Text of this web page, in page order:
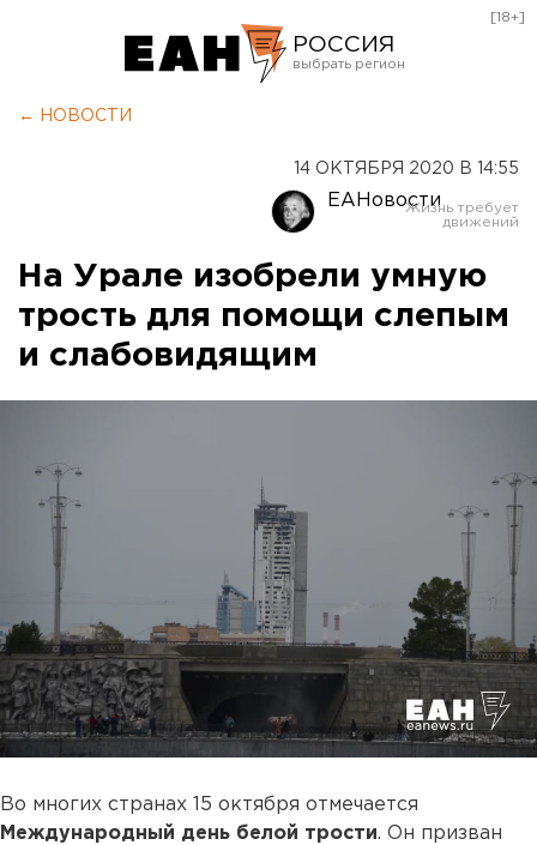
РОССИЯ
Оренбург
[18+]
← НОВОСТИ
14 ОКТЯБРЯ 2020 В 14:55
ЕАНовости
На Урале изобрели умную
трость для помощи слепым
и слабовидящим
Во многих странах 15 октября отмечается
Международный день белой трости. Он призван